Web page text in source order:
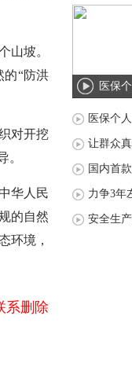
山坡。
的“防洪
对开挖
。
华人民
的自然
环境，
系删除
医保
省共
医保个
让群众
国内首
力争3年
安全生